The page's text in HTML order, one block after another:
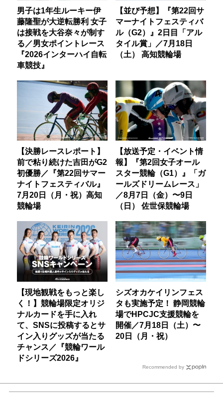
男子は1年生ルーキー伊
藤隆聖が大逆転勝利 女子
は接戦を大谷奈々が制す
る／男女ポイントレース
『2026インターハイ自転
車競技』
【並び予想】『第22回サ
マーナイトフェスティバ
ル（G2）』2日目「アル
タイル賞」／7月18日
（土） 高知競輪場
【決勝レースレポート】
前で粘り続けた吉田がG2
初優勝／『第22回サマー
ナイトフェスティバル』
7月20日（月・祝）高知
競輪場
【放送予定・イベント情
報】『第2回女子オール
スター競輪（G1）』「ガ
ールズドリームレース」
／8月7日（金）〜9日
（日） 佐世保競輪場
【現地観戦をもっと楽し
く！】競輪場限定オリジ
ナルカードを手に入れ
て、SNSに投稿するとサ
イン入りグッズが当たる
チャンス／『競輪ワール
ドシリーズ2026』
シズオカケイリンフェス
タも実施予定！ 静岡競輪
場でHPCJC支援競輪を
開催／7月18日（土）〜
20日（月・祝）
Recommended by